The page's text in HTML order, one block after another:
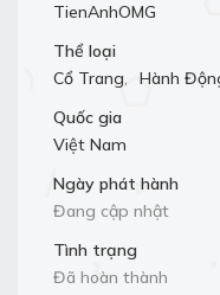
TienAnhOMG
Thể loại
Cổ Trang, Hành
Quốc gia
Việt Nam
Ngày phát hành
Đang cập nhật
Tình trạng
Đã hoàn thành